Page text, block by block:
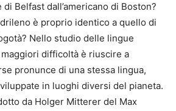
di Belfast dall’americano di Boston?
è proprio identico a quello di
Nello studio delle lingue
difficoltà è riuscire a
pronunce di una stessa lingua,
in luoghi diversi del pianeta.
da Holger Mitterer del Max